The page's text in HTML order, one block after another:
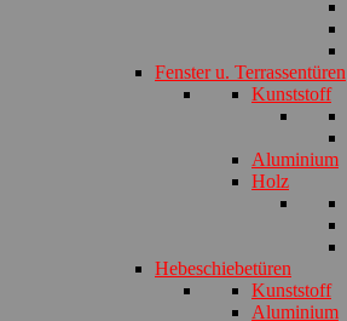
Fenster u. Terrassentüren
Kunststoff
Aluminium
Holz
Hebeschiebetüren
Kunststoff
Aluminium